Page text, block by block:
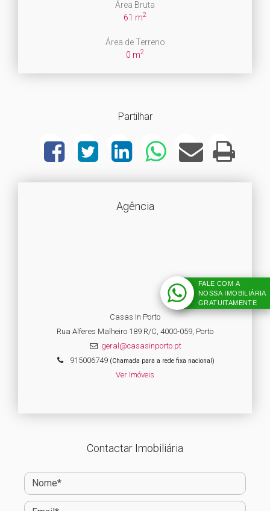
Área Bruta
61 m2
Área de Terreno
0 m2
Partilhar
Agência
Casas In Porto
Rua Alferes Malheiro 189 R/C, 4000-059, Porto
geral@casasinporto.pt
915006749(Chamada para a rede fixa nacional)
Ver Imóveis
Contactar Imobiliária
FALE COM A
NOSSA IMOBILIÁRIA
GRATUITAMENTE